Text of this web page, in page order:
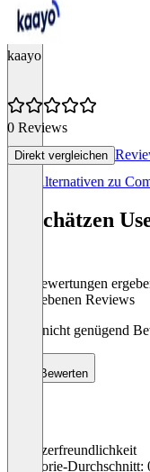
kaayo
0 Reviews
Direkt vergleichen
Alle Alternativen zu
So schätzen
Die Bewertungen
abgegebenen Reviews
Noch nicht genügend
Bewerten
Benutzerfreundlichkeit
Kategorie-Durchschnitt: